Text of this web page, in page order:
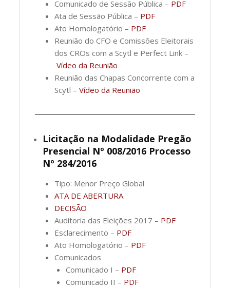
Comunicado de Sessão Pública – PDF
Ata de Sessão Pública – PDF
Ato Homologatório – PDF
Reunião do CFO e Comissões Eleitorais
dos CROs com a Scytl e Perfect Link –
Vídeo da Reunião
Reunião das Chapas Concorrente com a
Scytl – Vídeo da Reunião
Licitação na Modalidade Pregão
Presencial Nº 008/2016 Processo
Nº 284/2016
Tipo: Menor Preço Global
ATA DE ABERTURA
DECISÃO
Auditoria das Eleições 2017 – PDF
Esclarecimento – PDF
Ato Homologatório – PDF
Comunicados
Comunicado I – PDF
Comunicado II – PDF